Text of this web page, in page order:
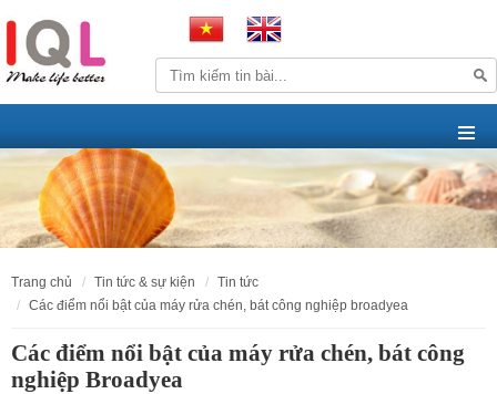
trang chủ tin tức & sự kiện
tin tức
các điểm nổi bật của máy rửa chén, bát công nghiệp broadyea
Các điểm nổi bật của máy rửa chén, bát công
nghiệp Broadyea